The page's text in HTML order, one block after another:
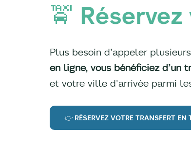
🚖
Plus besoin d’appeler
en ligne, vous bénéficiez d’un
et votre ville d'arrivée parmi
👉 RÉSERVEZ VOTRE TRANSFERT EN